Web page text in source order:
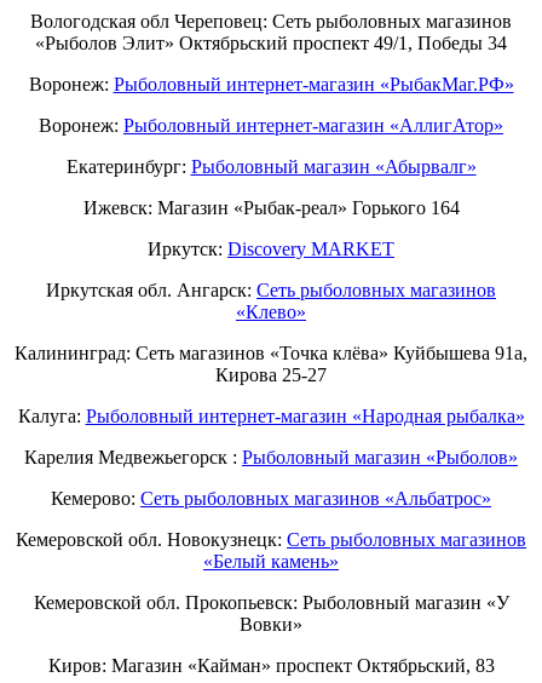
Вологодская обл Череповец: Сеть рыболовных магазинов
«Рыболов Элит» Октябрьский проспект 49/1, Победы 34
Воронеж: Рыболовный интернет-магазин «РыбакМаг.РФ»
Воронеж: Рыболовный интернет-магазин «АллигАтор»
Екатеринбург: Рыболовный магазин «Абырвалг»
Ижевск: Магазин «Рыбак-реал» Горького 164
Иркутск: Discovery MARKET
Иркутская обл. Ангарск: Сеть рыболовных магазинов
«Клево»
Калининград: Сеть магазинов «Точка клёва» Куйбышева 91а,
Кирова 25-27
Калуга: Рыболовный интернет-магазин «Народная рыбалка»
Карелия Медвежьегорск : Рыболовный магазин «Рыболов»
Кемерово: Сеть рыболовных магазинов «Альбатрос»
Кемеровской обл. Новокузнецк: Сеть рыболовных магазинов
«Белый камень»
Кемеровской обл. Прокопьевск: Рыболовный магазин «У
Вовки»
Киров: Магазин «Кайман» проспект Октябрьский, 83